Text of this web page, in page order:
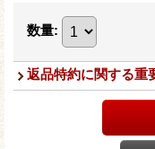
数量:
返品特約に関する重